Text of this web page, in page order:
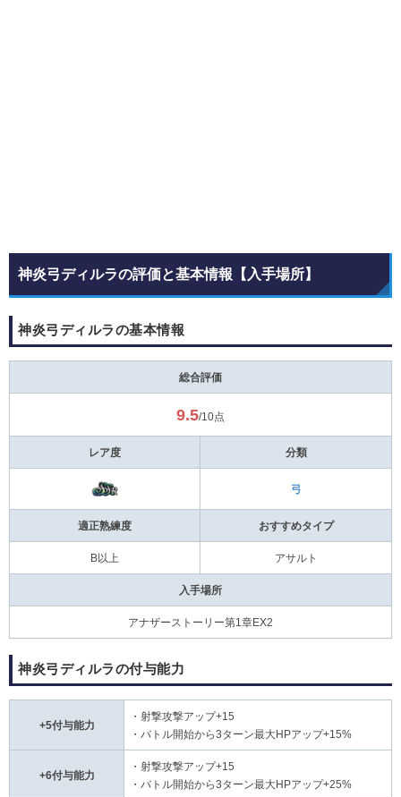
神炎弓ディルラの評価と基本情報【入手場所】
神炎弓ディルラの基本情報
総合評価
9.5/10点
レア度 分類
弓
適正熟練度 おすすめタイプ
B以上 アサルト
入手場所
アナザーストーリー第1章EX2
神炎弓ディルラの付与能力
+5付与能力
・射撃攻撃アップ+15
・バトル開始から3ターン最大HPアップ+15%
+6付与能力
・射撃攻撃アップ+15
・バトル開始から3ターン最大HPアップ+25%